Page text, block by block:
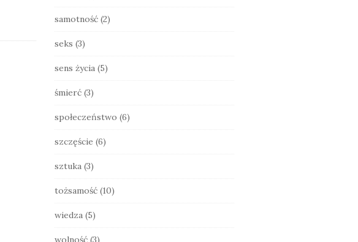
samotność(2)
seks (3)
sens życia(5)
śmierć(3)
społeczeństwo (6)
szczęście (6)
sztuka(3)
tożsamość(10)
wiedza(5)
wolność(3)